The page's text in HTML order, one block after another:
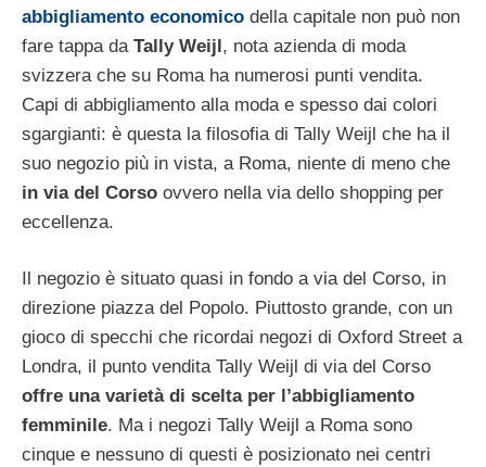
abbigliamento economico della capitale non può non
fare tappa da Tally Weijl, nota azienda di moda
svizzera che su Roma ha numerosi punti vendita.
Capi di abbigliamento alla moda e spesso dai colori
sgargianti: è questa la filosofia di Tally Weijl che ha il
suo negozio più in vista, a Roma, niente di meno che
in via del Corso ovvero nella via dello shopping per
eccellenza.
Il negozio è situato quasi in fondo a via del Corso, in
direzione piazza del Popolo. Piuttosto grande, con un
gioco di specchi che ricordai negozi di Oxford Street a
Londra, il punto vendita Tally Weijl di via del Corso
offre una varietà di scelta per l’abbigliamento
femminile. Ma i negozi Tally Weijl a Roma sono
cinque e nessuno di questi è posizionato nei centri